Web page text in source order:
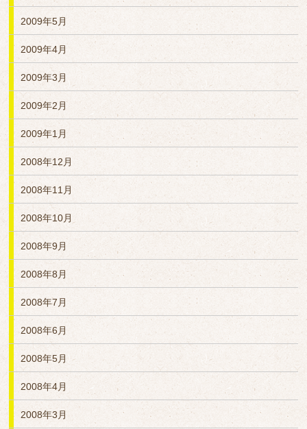
2009年5月
2009年4月
2009年3月
2009年2月
2009年1月
2008年12月
2008年11月
2008年10月
2008年9月
2008年8月
2008年7月
2008年6月
2008年5月
2008年4月
2008年3月